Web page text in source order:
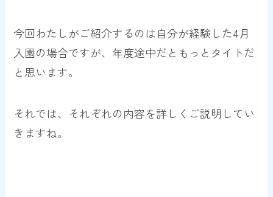
今回わたしがご紹介するのは自分が経験した4月
入園の場合ですが、年度途中だともっとタイトだ
と思います。
それでは、それぞれの内容を詳しくご説明してい
きますね。